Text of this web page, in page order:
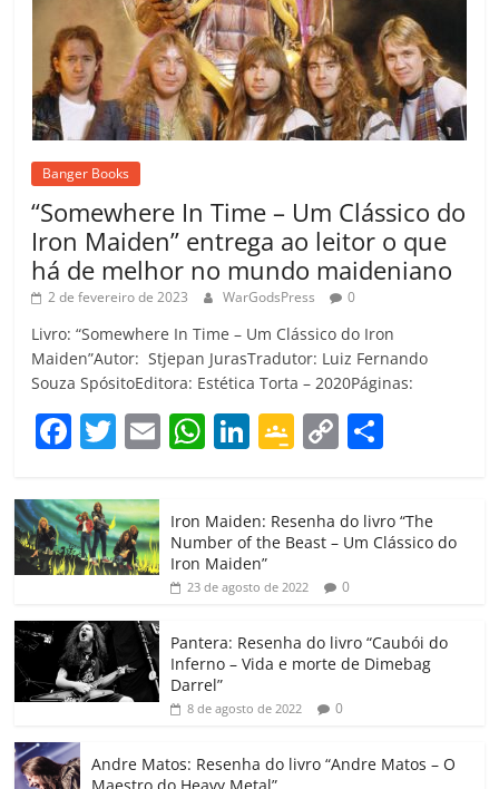
Banger Books
“Somewhere In Time – Um Clássico do
Iron Maiden” entrega ao leitor o que
há de melhor no mundo maideniano
2 de fevereiro de 2023 WarGodsPress 0
Livro: “Somewhere In Time – Um Clássico do Iron
Maiden”Autor: Stjepan JurasTradutor: Luiz Fernando
Souza SpósitoEditora: Estética Torta – 2020Páginas:
F
c
e
b
o
o
k
T
itt
er
E W
at
s
A
p
Li
e
dI
G
gl
e
Cl
a
ss
ro
o
C
p
y
Li
k
m
p
h
ar
Iron Maiden: Resenha do livro “The
Number of the Beast – Um Clássico do
Iron Maiden”
23 de agosto de 2022 0
Pantera: Resenha do livro “Caubói do
Inferno – Vida e morte de Dimebag
Darrel”
8 de agosto de 2022 0
Andre Matos: Resenha do livro “Andre Matos – O